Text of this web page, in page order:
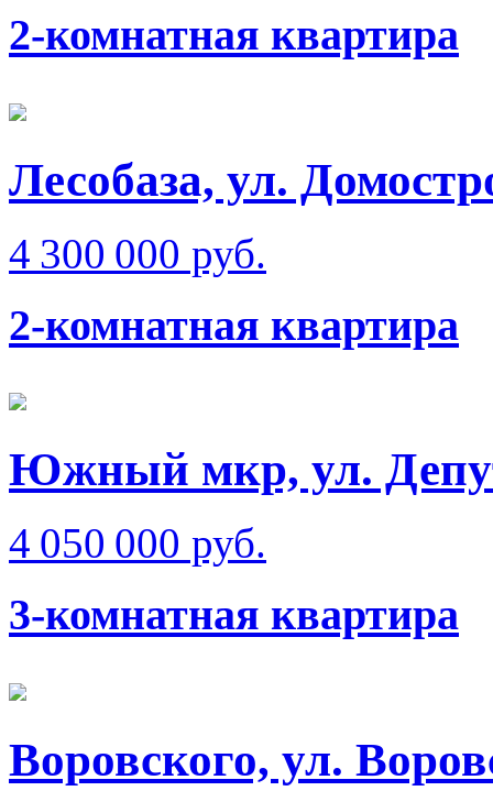
2-комнатная квартира
Лесобаза, ул.
4 300 000 руб.
2-комнатная квартира
Южный мкр, ул.
4 050 000 руб.
3-комнатная квартира
Воровского, ул.